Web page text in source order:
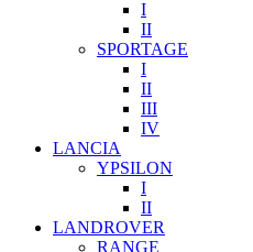
I
II
SPORTAGE
I
II
III
IV
LANCIA
YPSILON
I
II
LANDROVER
RANGE